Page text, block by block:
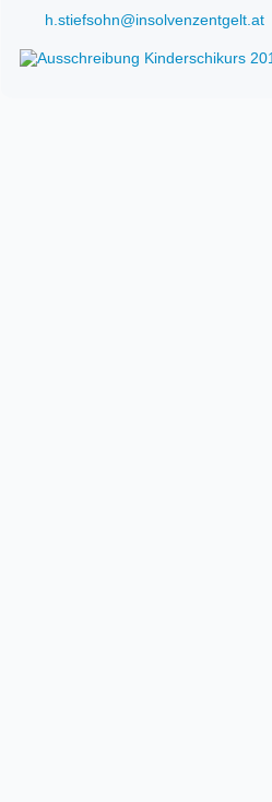
h.stiefsohn@insolvenzentgelt.at